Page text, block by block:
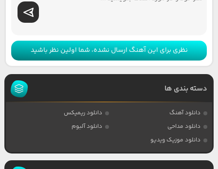
نظری برای این آهنگ ارسال نشده، شما اولین نظر باشید
دسته بندی ها
دانلود آهنگ
دانلود ریمیکس
دانلود مداحی
دانلود آلبوم
دانلود موزیک ویدیو